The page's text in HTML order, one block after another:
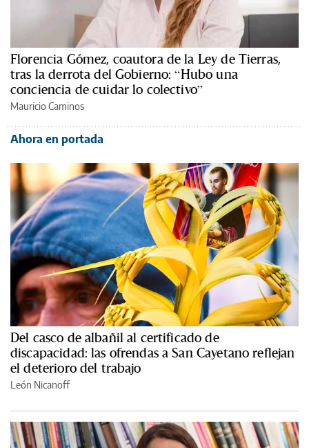
Florencia Gómez, coautora de la Ley de Tierras,
tras la derrota del Gobierno: “Hubo una
conciencia de cuidar lo colectivo”
Mauricio Caminos
Ahora en portada
Del casco de albañil al certificado de
discapacidad: las ofrendas a San Cayetano reflejan
el deterioro del trabajo
León Nicanoff